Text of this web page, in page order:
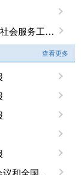
民盟甘肃省委会在河南开展“留住乡愁”行动暨社会服务工作调研
查看更多
民盟中央关于学习贯彻十四届全国人大三次会议和全国政协十四届三次会议精神的决定